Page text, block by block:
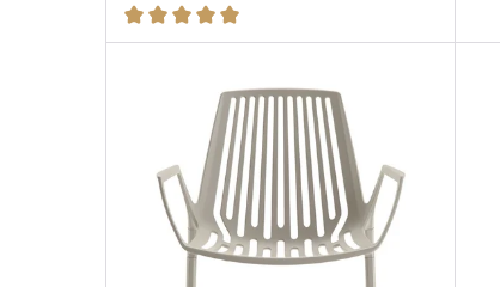
Durchschnittliche Bewertung von 5 von 5